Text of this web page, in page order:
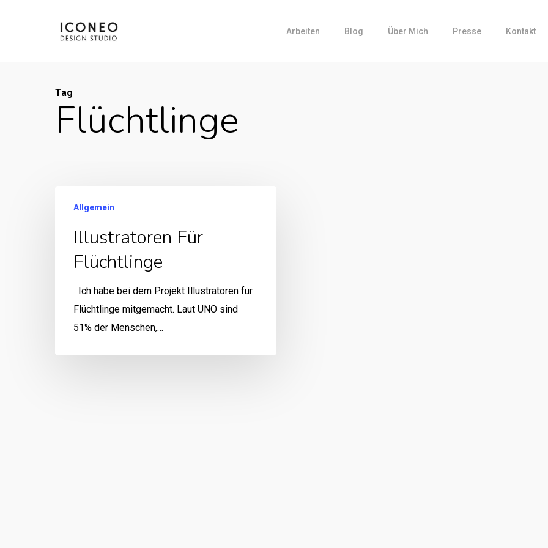
Arbeiten Blog Über Mich Presse Kontakt
Tag
Flüchtlinge
Allgemein
Illustratoren Für
Flüchtlinge
Ich habe bei dem Projekt Illustratoren für
Flüchtlinge mitgemacht. Laut UNO sind
51% der Menschen,…